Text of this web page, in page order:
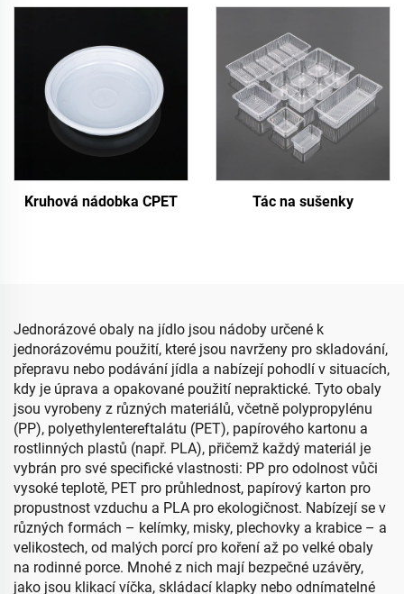
Kruhová nádobka CPET Tác na sušenky
Jednorázové obaly na jídlo jsou nádoby určené k
jednorázovému použití, které jsou navrženy pro skladování,
přepravu nebo podávání jídla a nabízejí pohodlí v situacích,
kdy je úprava a opakované použití nepraktické. Tyto obaly
jsou vyrobeny z různých materiálů, včetně polypropylénu
(PP), polyethylentereftalátu (PET), papírového kartonu a
rostlinných plastů (např. PLA), přičemž každý materiál je
vybrán pro své specifické vlastnosti: PP pro odolnost vůči
vysoké teplotě, PET pro průhlednost, papírový karton pro
propustnost vzduchu a PLA pro ekologičnost. Nabízejí se v
různých formách – kelímky, misky, plechovky a krabice – a
velikostech, od malých porcí pro koření až po velké obaly
na rodinné porce. Mnohé z nich mají bezpečné uzávěry,
jako jsou klikací víčka, skládací klapky nebo odnímatelné